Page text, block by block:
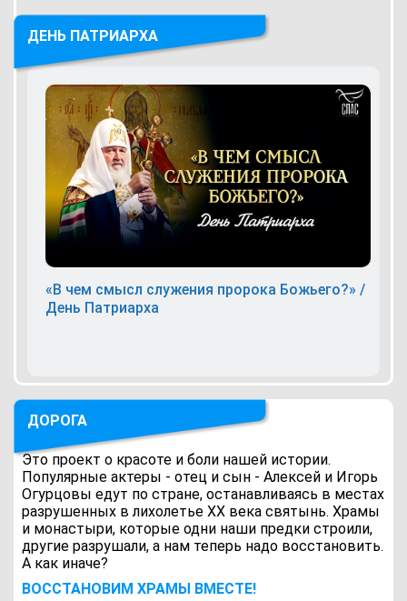
ДЕНЬ ПАТРИАРХА
«В чем смысл служения пророка Божьего?» /
День Патриарха
ДОРОГА
Это проект о красоте и боли нашей истории.
Популярные актеры - отец и сын - Алексей и Игорь
Огурцовы едут по стране, останавливаясь в местах
разрушенных в лихолетье ХХ века святынь. Храмы
и монастыри, которые одни наши предки строили,
другие разрушали, а нам теперь надо восстановить.
А как иначе?
ВОCСТАНОВИМ ХРАМЫ ВМЕСТЕ!